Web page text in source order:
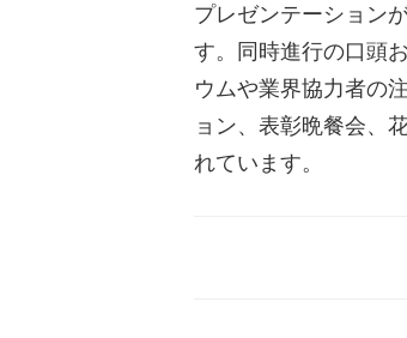
プレゼンテーション
す。同時進行の口頭
ウムや業界協力者の
ョン、表彰晩餐会、
れています。